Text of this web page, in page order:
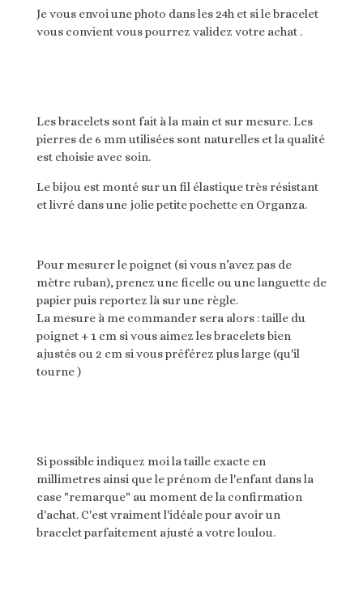
Je vous envoi une photo dans les 24h et si le bracelet
vous convient vous pourrez validez votre achat .
Les bracelets sont fait à la main et sur mesure. Les
pierres de 6 mm utilisées sont naturelles et la qualité
est choisie avec soin.
Le bijou est monté sur un fil élastique très résistant
et livré dans une jolie petite pochette en Organza.
Pour mesurer le poignet (si vous n’avez pas de
mètre ruban), prenez une ficelle ou une languette de
papier puis reportez là sur une règle.
La mesure à me commander sera alors : taille du
poignet + 1 cm si vous aimez les bracelets bien
ajustés ou 2 cm si vous préférez plus large (qu'il
tourne )
Si possible indiquez moi la taille exacte en
millimetresainsi que le prénom de l'enfant dans la
case "remarque" au moment de la confirmation
d'achat. C'est vraiment l'idéale pour avoir un
bracelet parfaitement ajusté a votre loulou.